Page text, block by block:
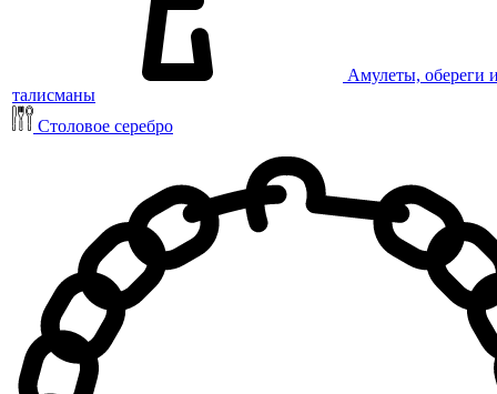
Амулеты, обереги
талисманы
Столовое серебро